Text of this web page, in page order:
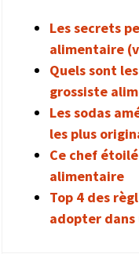
Les secrets
alimentaire
Quels sont
grossiste
Les sodas
les plus
Ce chef
alimentaire
Top 4 des
adopter